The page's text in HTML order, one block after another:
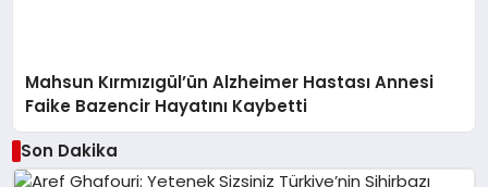
Mahsun Kırmızıgül’ün Alzheimer Hastası Annesi
Faike Bazencir Hayatını Kaybetti
Son Dakika